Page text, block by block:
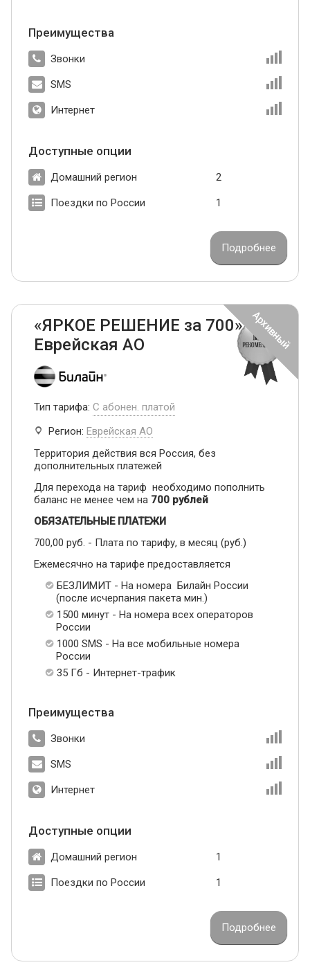
Преимущества
Звонки
SMS
Интернет
Доступные опции
Домашний регион 2
Поездки по России 1
Подробнее
«ЯРКОЕ РЕШЕНИЕ за 700»
Еврейская АО
Тип тарифа: С абонен. платой
Регион: Еврейская АО
Территория действия вся Россия, без
дополнительных платежей
Для перехода на тариф необходимо пополнить
баланс не менее чем на 700 рублей
ОБЯЗАТЕЛЬНЫЕ ПЛАТЕЖИ
700,00 руб. - Плата по тарифу, в месяц (руб.)
Ежемесячно на тарифе предоставляется
БЕЗЛИМИТ - На номера Билайн России
(после исчерпания пакета мин.)
1500 минут - На номера всех операторов
России
1000 SMS - На все мобильные номера
России
35 Гб - Интернет-трафик
Преимущества
Звонки
SMS
Интернет
Доступные опции
Домашний регион 1
Поездки по России 1
Подробнее